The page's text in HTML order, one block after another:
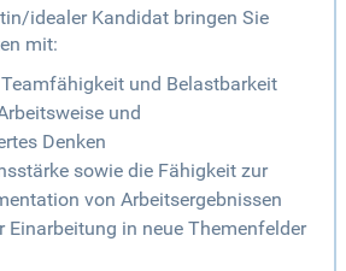
idealer Kandidat bringen Sie
mit:
und Belastbarkeit
und
Denken
sowie die Fähigkeit zur
von Arbeitsergebnissen
Einarbeitung in neue Themenfelder